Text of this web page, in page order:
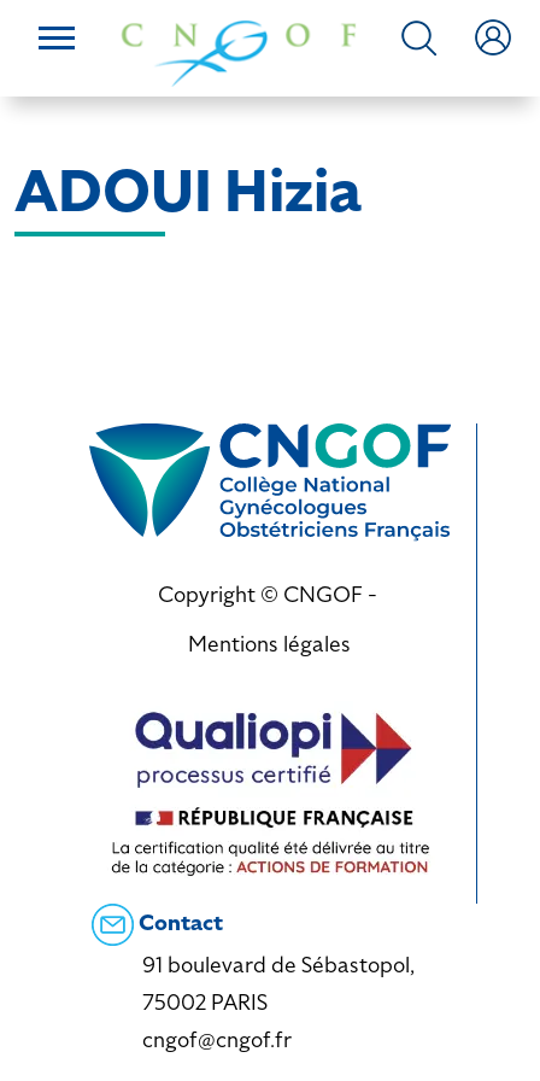
ADOUI Hizia
Copyright © CNGOF -
Mentions légales
Contact
91 boulevard de Sébastopol,
75002 PARIS
cngof@cngof.fr